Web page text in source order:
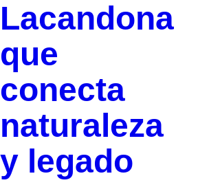
Lacandona
que
conecta
naturaleza
y legado